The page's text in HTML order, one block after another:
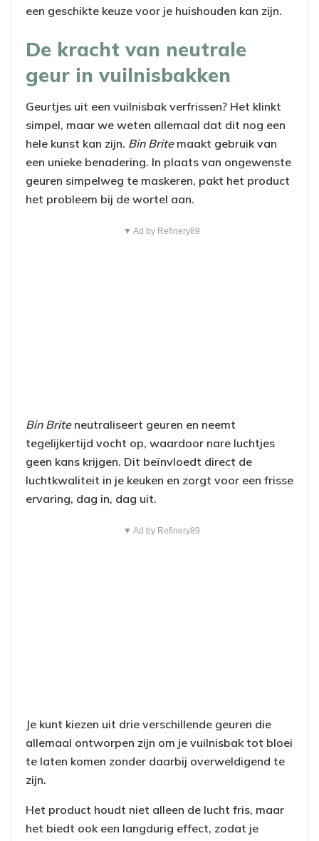
een geschikte keuze voor je huishouden kan zijn.
De kracht van neutrale
geur in vuilnisbakken
Geurtjes uit een vuilnisbak verfrissen? Het klinkt
simpel, maar we weten allemaal dat dit nog een
hele kunst kan zijn. Bin Britemaakt gebruik van
een unieke benadering. In plaats van ongewenste
geuren simpelweg te maskeren, pakt het product
het probleem bij de wortel aan.
▼ Ad by Refinery89
Bin Briteneutraliseert geuren en neemt
tegelijkertijd vocht op, waardoor nare luchtjes
geen kans krijgen. Dit beïnvloedt direct de
luchtkwaliteit in je keuken en zorgt voor een frisse
ervaring, dag in, dag uit.
▼ Ad by Refinery89
Je kunt kiezen uit drie verschillende geuren die
allemaal ontworpen zijn om je vuilnisbak tot bloei
te laten komen zonder daarbij overweldigend te
zijn.
Het product houdt niet alleen de lucht fris, maar
het biedt ook een langdurig effect, zodat je